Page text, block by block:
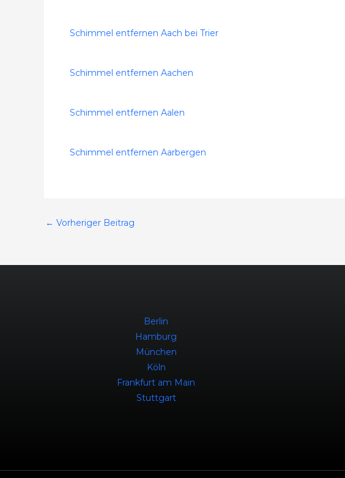
Schimmel entfernen Aach bei Trier
Schimmel entfernen Aachen
Schimmel entfernen Aalen
Schimmel entfernen Aarbergen
← Vorheriger Beitrag
Berlin
Hamburg
München
Köln
Frankfurt am Main
Stuttgart